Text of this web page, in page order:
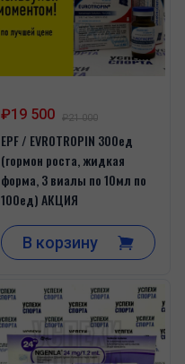
₽19 500 ₽21 000
EPF / EVROTROPIN 300ед
(гормон роста, жидкая
форма, 3 виалы по 10мл по
100ед) АКЦИЯ
В корзину